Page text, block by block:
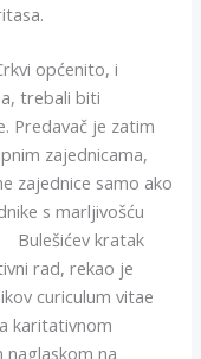
općenito, i
trebali biti
Predavač je zatim
zajednicama,
zajednice samo ako
s marljivošću
Bulešićev kratak
rad, rekao je
curiculum vitae
karitativnom
na